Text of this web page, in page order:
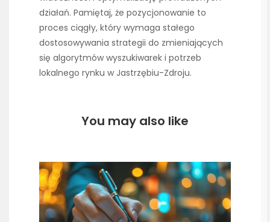
działań. Pamiętaj, że pozycjonowanie to
proces ciągły, który wymaga stałego
dostosowywania strategii do zmieniających
się algorytmów wyszukiwarek i potrzeb
lokalnego rynku w Jastrzębiu-Zdroju.
You may also like